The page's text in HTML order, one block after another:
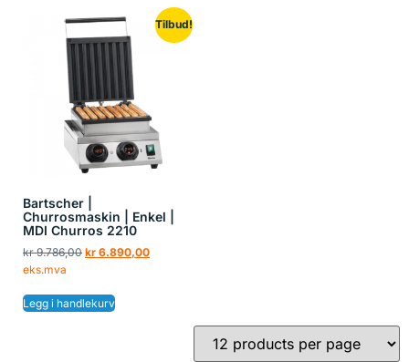
Tilbud!
Bartscher |
Churrosmaskin | Enkel |
MDI Churros 2210
kr9.786,00 kr 6.890,00
eks.mva
Legg i handlekurv